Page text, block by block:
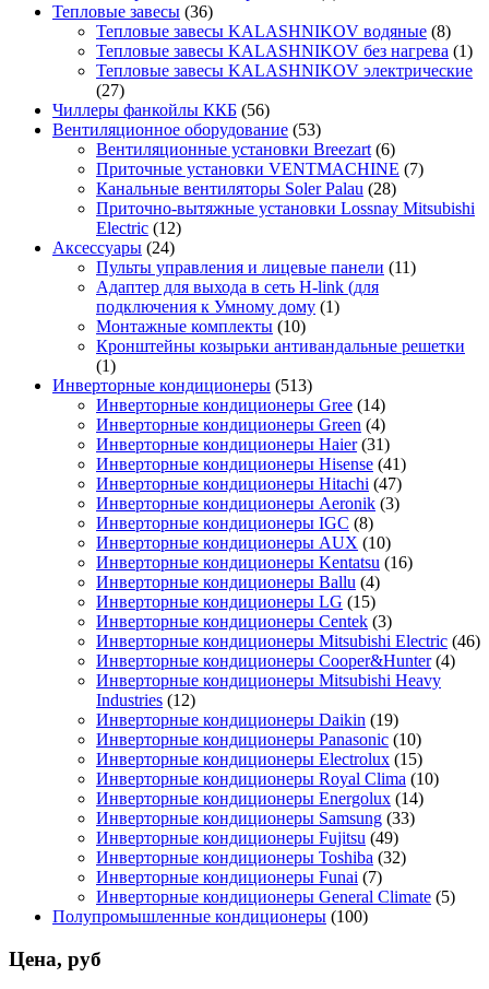
Тепловые завесы (36)
Тепловые завесы KALASHNIKOV водяные (8)
Тепловые завесы KALASHNIKOV без нагрева (1)
Тепловые завесы KALASHNIKOV электрические
(27)
Чиллеры фанкойлы ККБ (56)
Вентиляционное оборудование (53)
Вентиляционные установки Breezart (6)
Приточные установки VENTMACHINE (7)
Канальные вентиляторы Soler Palau (28)
Приточно-вытяжные установки Lossnay Mitsubishi
Electric (12)
Аксессуары (24)
Пульты управления и лицевые панели (11)
Адаптер для выхода в сеть H-link (для
подключения к Умному дому (1)
Монтажные комплекты (10)
Кронштейны козырьки антивандальные решетки
(1)
Инверторные кондиционеры (513)
Инверторные кондиционеры Gree (14)
Инверторные кондиционеры Green (4)
Инверторные кондиционеры Haier (31)
Инверторные кондиционеры Hisense (41)
Инверторные кондиционеры Hitachi (47)
Инверторные кондиционеры Aeronik (3)
Инверторные кондиционеры IGC (8)
Инверторные кондиционеры AUX (10)
Инверторные кондиционеры Kentatsu (16)
Инверторные кондиционеры Ballu (4)
Инверторные кондиционеры LG (15)
Инверторные кондиционеры Centek (3)
Инверторные кондиционеры Mitsubishi Electric (46)
Инверторные кондиционеры Cooper&Hunter (4)
Инверторные кондиционеры Mitsubishi Heavy
Industries (12)
Инверторные кондиционеры Daikin (19)
Инверторные кондиционеры Panasonic (10)
Инверторные кондиционеры Electrolux (15)
Инверторные кондиционеры Royal Clima (10)
Инверторные кондиционеры Energolux (14)
Инверторные кондиционеры Samsung (33)
Инверторные кондиционеры Fujitsu (49)
Инверторные кондиционеры Toshiba (32)
Инверторные кондиционеры Funai (7)
Инверторные кондиционеры General Climate (5)
Полупромышленные кондиционеры (100)
Цена, руб